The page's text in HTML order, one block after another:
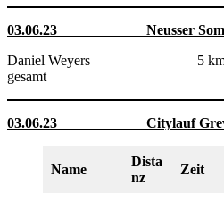
03.06.23 Neusser
Daniel Weyers 5 km
gesamt
03.06.23 Citylauf
Name
Dista
nz
Zeit